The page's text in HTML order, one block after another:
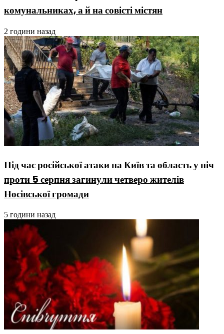
комунальниках, а й на совісті містян
2 години назад
Під час російської атаки на Київ та область у ніч
проти 5 серпня загинули четверо жителів
Носівської громади
5 години назад